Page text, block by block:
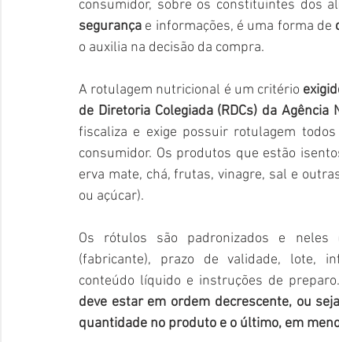
segurança e informações, é uma forma de
o auxilia na decisão da compra.
A rotulagem nutricional é um critério
de Diretoria Colegiada (RDCs) da
fiscaliza e exige possuir rotulagem
consumidor. Os produtos que estão
erva mate, chá, frutas, vinagre, sal e
ou açúcar).
Os rótulos são padronizados e neles
(fabricante), prazo de validade, lote,
conteúdo líquido e instruções de
deve estar em ordem decrescente, ou
quantidade no produto e o último, em